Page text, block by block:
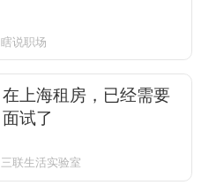
瞎说职场
在上海租房，已经需要
面试了
三联生活实验室